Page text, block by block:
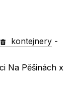
kontejnery -
Na Pěšinách x